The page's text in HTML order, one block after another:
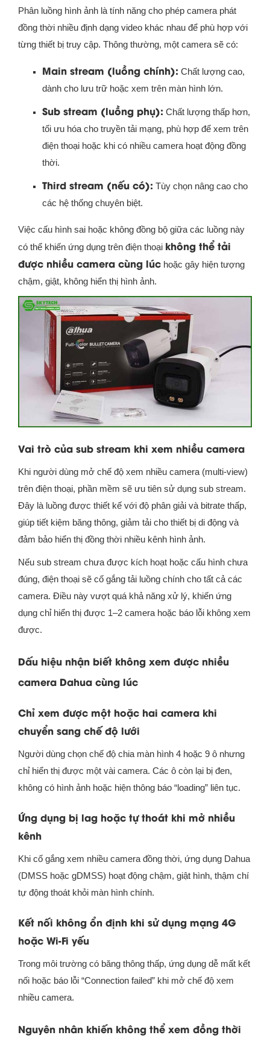
Phân luồng hình ảnh là tính năng cho phép camera phát
đồng thời nhiều định dạng video khác nhau để phù hợp với
từng thiết bị truy cập. Thông thường, một camera sẽ có:
Main stream (luồng chính): Chất lượng cao,
dành cho lưu trữ hoặc xem trên màn hình lớn.
Sub stream (luồng phụ): Chất lượng thấp hơn,
tối ưu hóa cho truyền tải mạng, phù hợp để xem trên
điện thoại hoặc khi có nhiều camera hoạt động đồng
thời.
Third stream (nếu có): Tùy chọn nâng cao cho
các hệ thống chuyên biệt.
Việc cấu hình sai hoặc không đồng bộ giữa các luồng này
có thể khiến ứng dụng trên điện thoại không thể tải
được nhiều camera cùng lúc hoặc gây hiện tượng
chậm, giật, không hiển thị hình ảnh.
Vai trò của sub stream khi xem nhiều camera
Khi người dùng mở chế độ xem nhiều camera (multi-view)
trên điện thoại, phần mềm sẽ ưu tiên sử dụng sub stream.
Đây là luồng được thiết kế với độ phân giải và bitrate thấp,
giúp tiết kiệm băng thông, giảm tải cho thiết bị di động và
đảm bảo hiển thị đồng thời nhiều kênh hình ảnh.
Nếu sub stream chưa được kích hoạt hoặc cấu hình chưa
đúng, điện thoại sẽ cố gắng tải luồng chính cho tất cả các
camera. Điều này vượt quá khả năng xử lý, khiến ứng
dụng chỉ hiển thị được 1–2 camera hoặc báo lỗi không xem
được.
Dấu hiệu nhận biết không xem được nhiều
camera Dahua cùng lúc
Chỉ xem được một hoặc hai camera khi
chuyển sang chế độ lưới
Người dùng chọn chế độ chia màn hình 4 hoặc 9 ô nhưng
chỉ hiển thị được một vài camera. Các ô còn lại bị đen,
không có hình ảnh hoặc hiện thông báo “loading” liên tục.
Ứng dụng bị lag hoặc tự thoát khi mở nhiều
kênh
Khi cố gắng xem nhiều camera đồng thời, ứng dụng Dahua
(DMSS hoặc gDMSS) hoạt động chậm, giật hình, thậm chí
tự động thoát khỏi màn hình chính.
Kết nối không ổn định khi sử dụng mạng 4G
hoặc Wi-Fi yếu
Trong môi trường có băng thông thấp, ứng dụng dễ mất kết
nối hoặc báo lỗi “Connection failed” khi mở chế độ xem
nhiều camera.
Nguyên nhân khiến không thể xem đồng thời